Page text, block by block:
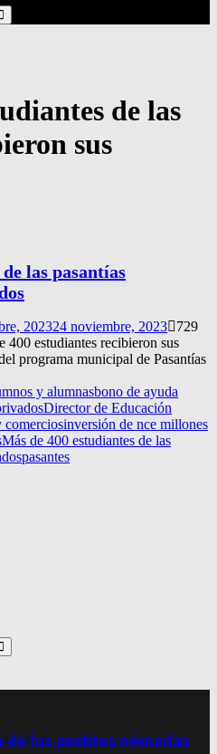
Search
de las
sus
las pasantías
202324 noviembre, 2023
729
400 estudiantes recibieron sus
programa municipal de Pasantías
y alumnasbono de ayuda
Director de Educación
comerciosinversión de nce millones
Más de 400 estudiantes de las
pasantes
Search
los pueblos nómadas